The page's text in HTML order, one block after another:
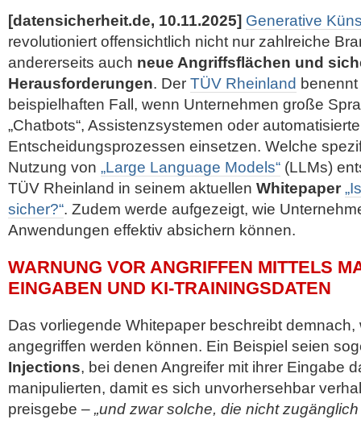
[datensicherheit.de, 10.11.2025] Generative
revolutioniert offensichtlich nicht nur zahlreiche
andererseits auch neue Angriffsflächen und
Herausforderungen. Der TÜV Rheinland
beispielhaften Fall, wenn Unternehmen große
„Chatbots“, Assistenzsystemen oder
Entscheidungsprozessen einsetzen. Welche
Nutzung von „Large Language Models“ (LLMs)
TÜV Rheinland in seinem aktuellen Whitepaper
sicher?“. Zudem werde aufgezeigt, wie
Anwendungen effektiv absichern können.
WARNUNG VOR ANGRIFFEN MITTELS
EINGABEN UND KI-TRAININGSDATEN
Das vorliegende Whitepaper beschreibt demnach,
angegriffen werden können. Ein Beispiel seien
Injections, bei denen Angreifer mit ihrer Eingabe
manipulierten, damit es sich unvorhersehbar
preisgebe – „und zwar solche, die nicht